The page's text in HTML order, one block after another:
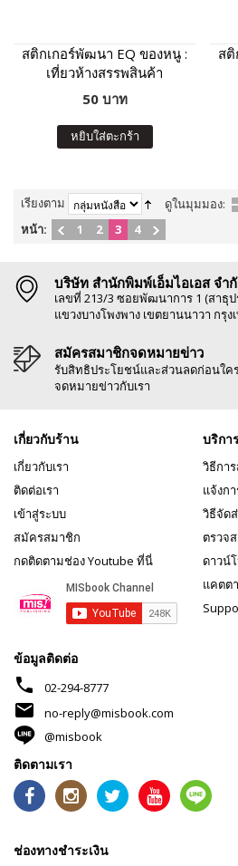
สติกเกอร์พัฒนา EQ ของหนู :
เที่ยวห้างสรรพสินค้า
50 บาท
หยิบใส่ตะกร้า
ส
เรียงตาม
ดูในมุมมอง:
หน้า:
1 2 3 4
บริษัท สำนักพิมพ์เอ็มไอเอส จำ
เลขที่ 213/3 ซอยพัฒนาการ 1 (สาธุป
แขวงบางโพงพาง เขตยานนาวา กรุง
สมัครสมาชิกจดหมายข่าว
รับสิทธิประโยชน์และส่วนลดก่อนใค
จดหมายข่าวกับเรา
เกี่ยวกับร้าน
เกี่ยวกับเรา
ติดต่อเรา
เข้าสู่ระบบ
สมัครสมาชิก
กดติดตามช่อง Youtube ที่นี่
บริกา
วิธีกา
แจ้งก
วิธีจัด
ตรวจ
ดาวน์
แคตต
ข้อมูลติดต่อ
phone 02-294-8777
mail
no-reply@misbook.com
@misbook
ติดตามเรา
ช่องทางชำระเงิน